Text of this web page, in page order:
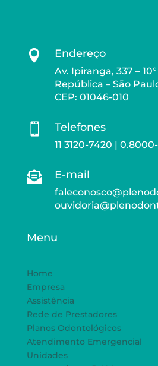
 Endereço
Av. Ipiranga, 337 –
República – São
CEP: 01046-010
 Telefones
11 3120-7420 |
 E-mail
Menu
Home
Empresa
Assistência
Rede de Prestadores
Planos Odontológicos
Atendimento Emergencial
Unidades